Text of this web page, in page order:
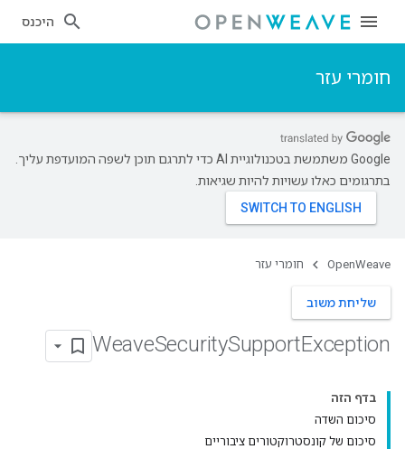
היכנס
חומרי עזר
‫Google משתמשת בטכנולוגיית AI כדי לתרגם תוכן לשפה המועדפת עליך.
בתרגומים כאלו עשויות להיות שגיאות.
OpenWeave חומרי עזר
שליחת משוב
WeaveSecuritySupportException
בדף הזה
סיכום השדה
סיכום של קונסטרוקטורים ציבוריים